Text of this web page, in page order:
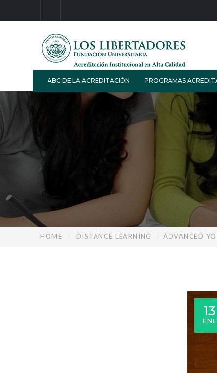
ABC DE LA ACREDITACIÓN PROGRAMAS
HOME DISTANCE LEARNING ADVANCED
13
ENE